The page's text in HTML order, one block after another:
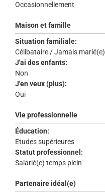
Occasionnellement
Maison et famille
Situation familiale:
Célibataire / Jamais marié(e)
J'ai des enfants:
Non
J'en veux (plus):
Oui
Vie professionnelle
Éducation:
Etudes supérieures
Statut professionnel:
Salarié(e) temps plein
Partenaire idéal(e)